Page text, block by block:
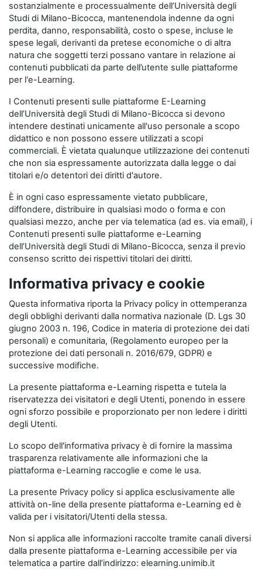
sostanzialmente e processualmente dell’Università degli
Studi di Milano-Bicocca, mantenendola indenne da ogni
perdita, danno, responsabilità, costo o spese, incluse le
spese legali, derivanti da pretese economiche o di altra
natura che soggetti terzi possano vantare in relazione ai
contenuti pubblicati da parte dell’utente sulle piattaforme
per l'e-Learning.
I Contenuti presenti sulle piattaforme E-Learning
dell’Università degli Studi di Milano-Bicocca si devono
intendere destinati unicamente all'uso personale a scopo
didattico e non possono essere utilizzati a scopi
commerciali. È vietata qualunque utilizzazione dei contenuti
che non sia espressamente autorizzata dalla legge o dai
titolari e/o detentori dei diritti d'autore.
È in ogni caso espressamente vietato pubblicare,
diffondere, distribuire in qualsiasi modo o forma e con
qualsiasi mezzo, anche per via telematica (ad es. via email), i
Contenuti presenti sulle piattaforme e-Learning
dell’Università degli Studi di Milano-Bicocca, senza il previo
consenso scritto dei rispettivi titolari dei diritti.
Informativa privacy e cookie
Questa informativa riporta la Privacy policy in ottemperanza
degli obblighi derivanti dalla normativa nazionale (D. Lgs 30
giugno 2003 n. 196, Codice in materia di protezione dei dati
personali) e comunitaria, (Regolamento europeo per la
protezione dei dati personali n. 2016/679, GDPR) e
successive modifiche.
La presente piattaforma e-Learning rispetta e tutela la
riservatezza dei visitatori e degli Utenti, ponendo in essere
ogni sforzo possibile e proporzionato per non ledere i diritti
degli Utenti.
Lo scopo dell'informativa privacy è di fornire la massima
trasparenza relativamente alle informazioni che la
piattaforma e-Learning raccoglie e come le usa.
La presente Privacy policy si applica esclusivamente alle
attività on-line della presente piattaforma e-Learning ed è
valida per i visitatori/Utenti della stessa.
Non si applica alle informazioni raccolte tramite canali diversi
dalla presente piattaforma e-Learning accessibile per via
telematica a partire dall’indirizzo: elearning.unimib.it